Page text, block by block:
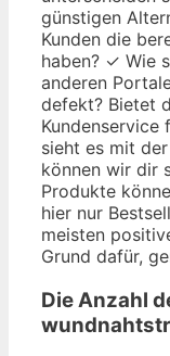
günstigen
Kunden die
haben? ✓ Wie
anderen
defekt? Bietet
sieht es mit
können wir dir
Produkte
hier nur
meisten
Grund dafür,
Die Anzahl